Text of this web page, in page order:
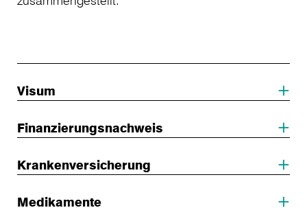
Visum
Finanzierungsnachweis
Krankenversicherung
Medikamente